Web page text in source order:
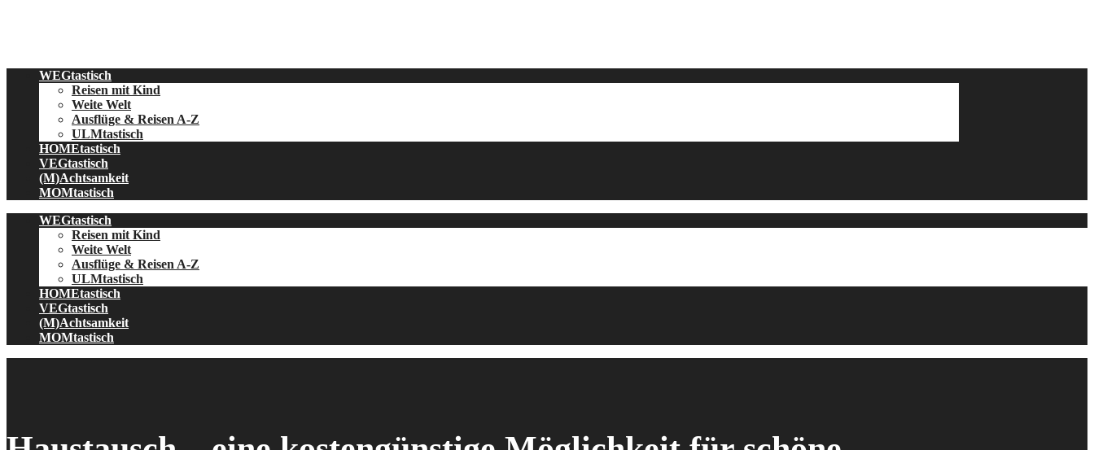
WEGtastisch
Reisen mit Kind
Weite Welt
Ausflüge & Reisen A-Z
ULMtastisch
HOMEtastisch
VEGtastisch
(M)Achtsamkeit
MOMtastisch
WEGtastisch
Reisen mit Kind
Weite Welt
Ausflüge & Reisen A-Z
ULMtastisch
HOMEtastisch
VEGtastisch
(M)Achtsamkeit
MOMtastisch